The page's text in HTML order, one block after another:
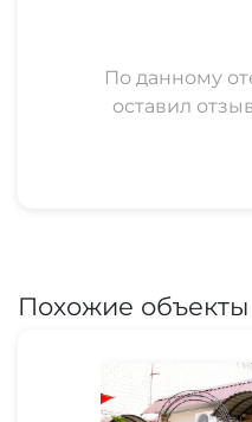
По данному
оставил
Похожие объекты